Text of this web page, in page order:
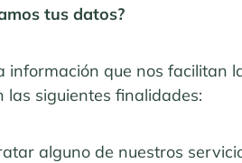
tus datos?
información que nos facilitan
las siguientes finalidades:
alguno de nuestros